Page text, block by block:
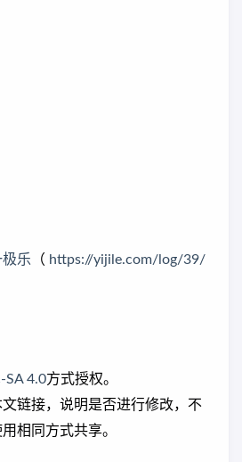
极乐 （ https://yijile.com/log/39/
SA 4.0方式授权。
链接，说明是否进行修改，不
相同方式共享。